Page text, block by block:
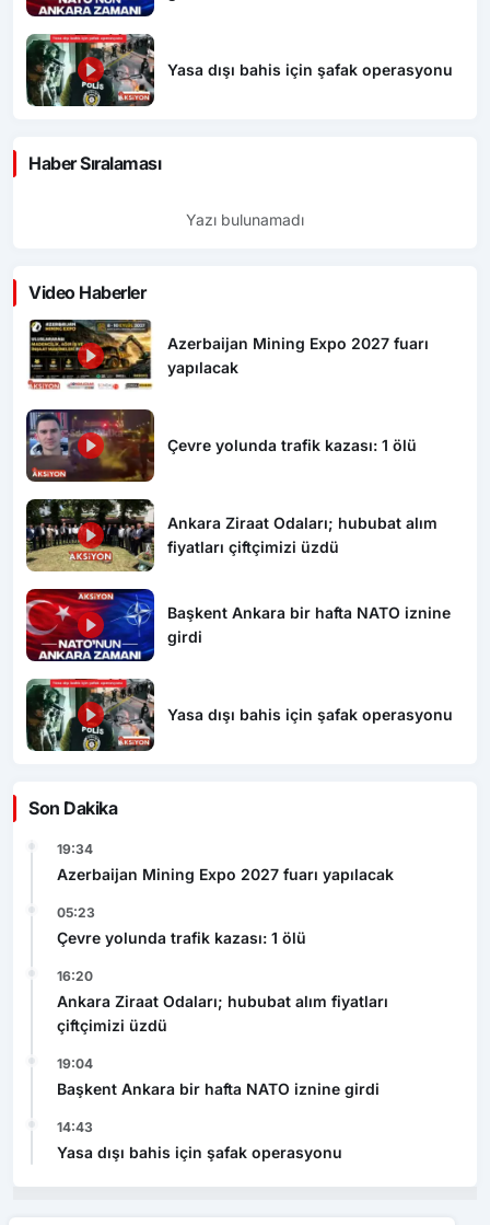
Yasa dışı bahis için şafak operasyonu
Haber Sıralaması
Yazı bulunamadı
Video Haberler
Azerbaijan Mining Expo 2027 fuarı
yapılacak
Çevre yolunda trafik kazası: 1 ölü
Ankara Ziraat Odaları; hububat alım
fiyatları çiftçimizi üzdü
Başkent Ankara bir hafta NATO iznine
girdi
Yasa dışı bahis için şafak operasyonu
Son Dakika
19:34
Azerbaijan Mining Expo 2027 fuarı yapılacak
05:23
Çevre yolunda trafik kazası: 1 ölü
16:20
Ankara Ziraat Odaları; hububat alım fiyatları
çiftçimizi üzdü
19:04
Başkent Ankara bir hafta NATO iznine girdi
14:43
Yasa dışı bahis için şafak operasyonu